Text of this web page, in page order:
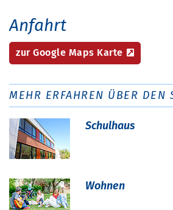
Anfahrt
zur Google Maps Karte
MEHR ERFAHREN ÜBER DEN
Schulhaus
Wohnen